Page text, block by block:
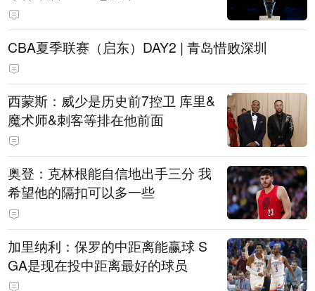
CBA夏季联赛（启东）DAY2 | 青岛惜败深圳
西蒙斯：威少是历史前7控卫 库里&
魔术师&刺客等排在他前面
奥登：克林根能自信地出手三分 我
希望他的隔扣可以多一些
加里纳利：保罗的中距离能赢球 S
GA是现在投中距离最好的球员